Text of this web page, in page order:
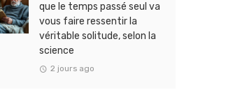
que le temps passé seul va
vous faire ressentir la
véritable solitude, selon la
science
2 jours ago